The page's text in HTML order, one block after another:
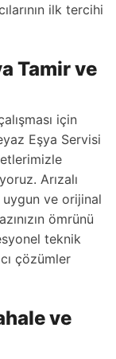
ilk tercihi
Tamir ve
için
Eşya Servisi
Arızalı
ve orijinal
ömrünü
teknik
çözümler
ve